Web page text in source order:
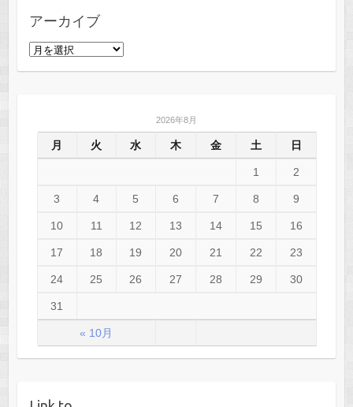
アーカイブ
ア
ー
2026年8月
月 火 水 木 金 土 日
« 10月
1 2
3 4 5 6 7 8 9
10 11 12 13 14 15 16
17 18 19 20 21 22 23
24 25 26 27 28 29 30
31